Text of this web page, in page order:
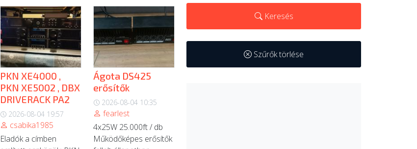
PKN XE4000 ,
PKN XE5002 , DBX
DRIVERACK PA2
2026-08-04 19:57
csabika1985
Eladók a címben
Ágota DS425
erősítők
2026-08-04 10:35
fearlest
4x25W 25.000ft / db
Működőképes erősítők
Keresés
Szűrők törlése